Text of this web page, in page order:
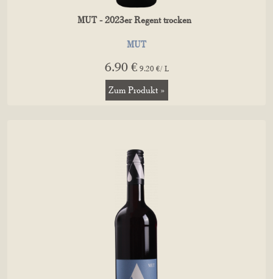
MUT - 2023er Regent trocken
MUT
6.90 € 9.20 €/ L
Zum Produkt »